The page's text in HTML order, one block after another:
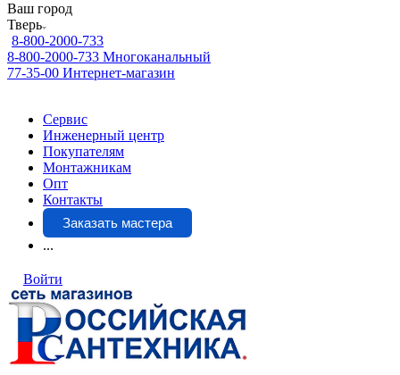
Ваш город
Тверь
8-800-2000-733
8-800-2000-733 Многоканальный
77-35-00 Интернет-магазин
Сервис
Инженерный центр
Покупателям
Монтажникам
Опт
Контакты
Заказать мастера
...
Войти